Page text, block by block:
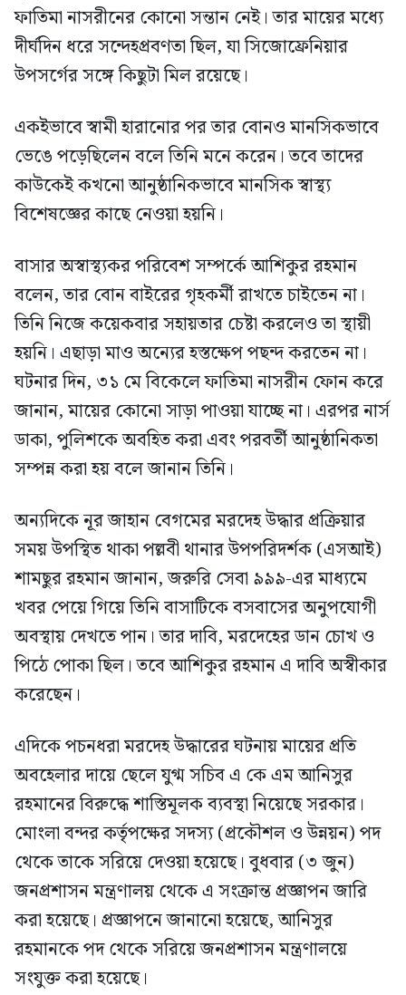
ফাতিমা নাসরীনের কোনো সন্তান নেই। তার মায়ের মধ্যে
দীর্ঘদিন ধরে সন্দেহপ্রবণতা ছিল, যা সিজোফ্রেনিয়ার
উপসর্গের সঙ্গে কিছুটা মিল রয়েছে।
একইভাবে স্বামী হারানোর পর তার বোনও মানসিকভাবে
ভেঙে পড়েছিলেন বলে তিনি মনে করেন। তবে তাদের
কাউকেই কখনো আনুষ্ঠানিকভাবে মানসিক স্বাস্থ্য
বিশেষজ্ঞের কাছে নেওয়া হয়নি।
বাসার অস্বাস্থ্যকর পরিবেশ সম্পর্কে আশিকুর রহমান
বলেন, তার বোন বাইরের গৃহকর্মী রাখতে চাইতেন না।
তিনি নিজে কয়েকবার সহায়তার চেষ্টা করলেও তা স্থায়ী
হয়নি। এছাড়া মাও অন্যের হস্তক্ষেপ পছন্দ করতেন না।
ঘটনার দিন, ৩১ মে বিকেলে ফাতিমা নাসরীন ফোন করে
জানান, মায়ের কোনো সাড়া পাওয়া যাচ্ছে না। এরপর নার্স
ডাকা, পুলিশকে অবহিত করা এবং পরবর্তী আনুষ্ঠানিকতা
সম্পন্ন করা হয় বলে জানান তিনি।
অন্যদিকে নূর জাহান বেগমের মরদেহ উদ্ধার প্রক্রিয়ার
সময় উপস্থিত থাকা পল্লবী থানার উপপরিদর্শক (এসআই)
শামছুর রহমান জানান, জরুরি সেবা ৯৯৯-এর মাধ্যমে
খবর পেয়ে গিয়ে তিনি বাসাটিকে বসবাসের অনুপযোগী
অবস্থায় দেখতে পান। তার দাবি, মরদেহের ডান চোখ ও
পিঠে পোকা ছিল। তবে আশিকুর রহমান এ দাবি অস্বীকার
করেছেন।
এদিকে পচনধরা মরদেহ উদ্ধারের ঘটনায় মায়ের প্রতি
অবহেলার দায়ে ছেলে যুগ্ম সচিব এ কে এম আনিসুর
রহমানের বিরুদ্ধে শাস্তিমূলক ব্যবস্থা নিয়েছে সরকার।
মোংলা বন্দর কর্তৃপক্ষের সদস্য (প্রকৌশল ও উন্নয়ন) পদ
থেকে তাকে সরিয়ে দেওয়া হয়েছে। বুধবার (৩ জুন)
জনপ্রশাসন মন্ত্রণালয় থেকে এ সংক্রান্ত প্রজ্ঞাপন জারি
করা হয়েছে। প্রজ্ঞাপনে জানানো হয়েছে, আনিসুর
রহমানকে পদ থেকে সরিয়ে জনপ্রশাসন মন্ত্রণালয়ে
সংযুক্ত করা হয়েছে।